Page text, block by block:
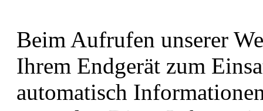
Beim Aufrufen unserer
Ihrem Endgerät zum
automatisch